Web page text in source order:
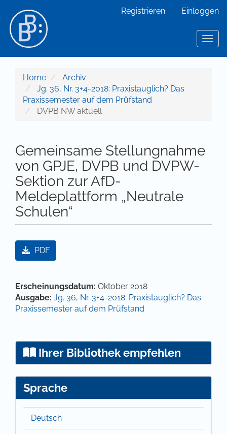
Hauptinhalt
Sidebar
Registrieren Einloggen
Home
Archiv
Jg. 36, Nr. 3+4-2018: Praxistauglich? Das
Praxissemester auf dem Prüfstand
DVPB NW aktuell
Gemeinsame Stellungnahme
von GPJE, DVPB und DVPW-
Sektion zur AfD-
Meldeplattform „Neutrale
Schulen“
Artikel-Sidebar
PDF
Hauptsächlicher Artikelinhalt
Artikel-Details
Erscheinungsdatum: Oktober 2018
Ausgabe: Jg. 36, Nr. 3+4-2018: Praxistauglich? Das
Praxissemester auf dem Prüfstand
Ihrer Bibliothek empfehlen
Sprache
Deutsch